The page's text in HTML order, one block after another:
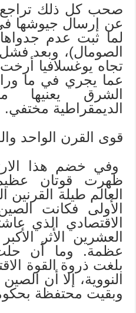
صحب كل ذلك تراجع
عن إرسال جيوشها
لما ثبت عدم
الصومال)، وبعد
تجاه يوغسلافيا
عما يجري في ما وراء
الشرق
الديمقراطية مختفي.
قوى القرن الواحد
وفي خضم هذا
ظهرت قوتان
الأولى فكانت
الاقتصادي الذي
العشرين الأثر
بلغت ذروة القوة
النووية، إلا أن
وبقيت محتفظة